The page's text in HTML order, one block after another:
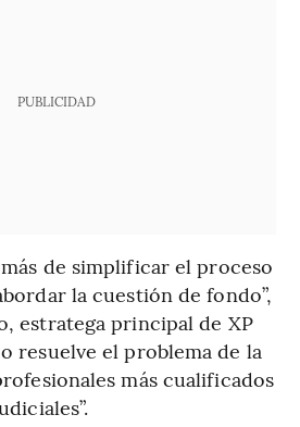
PUBLICIDAD
de simplificar el proceso
la cuestión de fondo”,
estratega principal de XP
resuelve el problema de la
más cualificados